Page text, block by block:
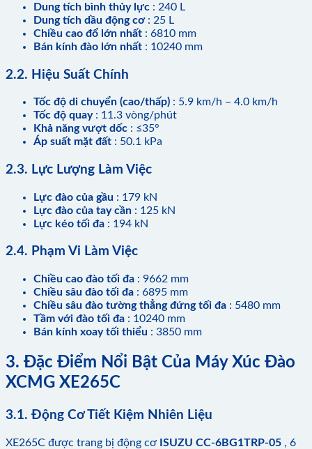
Dung tích bình thủy lực : 240 L
Dung tích dầu động cơ : 25 L
Chiều cao đổ lớn nhất : 6810 mm
Bán kính đào lớn nhất : 10240 mm
2.2. Hiệu Suất Chính
Tốc độ di chuyển (cao/thấp) : 5.9 km/h – 4.0 km/h
Tốc độ quay : 11.3 vòng/phút
Khả năng vượt dốc : ≤35°
Áp suất mặt đất : 50.1 kPa
2.3. Lực Lượng Làm Việc
Lực đào của gầu : 179 kN
Lực đào của tay cần : 125 kN
Lực kéo tối đa : 194 kN
2.4. Phạm Vi Làm Việc
Chiều cao đào tối đa : 9662 mm
Chiều sâu đào tối đa : 6895 mm
Chiều sâu đào tường thẳng đứng tối đa : 5480 mm
Tầm với đào tối đa : 10240 mm
Bán kính xoay tối thiểu : 3850 mm
3. Đặc Điểm Nổi Bật Của Máy Xúc Đào
XCMG XE265C
3.1. Động Cơ Tiết Kiệm Nhiên Liệu
XE265C được trang bị động cơ ISUZU CC-6BG1TRP-05 , 6